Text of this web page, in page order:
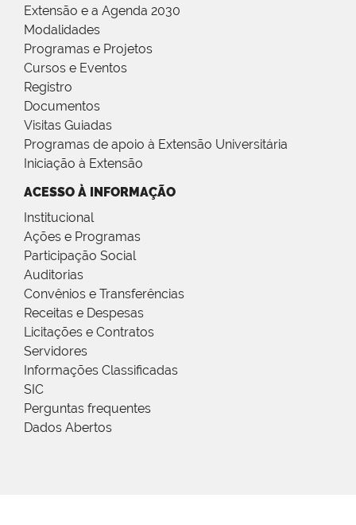
Extensão e a Agenda 2030
Modalidades
Programas e Projetos
Cursos e Eventos
Registro
Documentos
Visitas Guiadas
Programas de apoio à Extensão Universitária
Iniciação à Extensão
ACESSO À INFORMAÇÃO
Institucional
Ações e Programas
Participação Social
Auditorias
Convênios e Transferências
Receitas e Despesas
Licitações e Contratos
Servidores
Informações Classificadas
SIC
Perguntas frequentes
Dados Abertos